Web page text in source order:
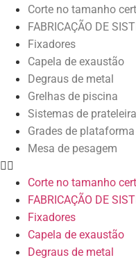
Corte no tamanho
FABRICAÇÃO DE
Fixadores
Capela de exaustão
Degraus de metal
Grelhas de piscina
Sistemas de
Grades de
Mesa de pesagem
Corte no tamanho
FABRICAÇÃO DE
Fixadores
Capela de exaustão
Degraus de metal